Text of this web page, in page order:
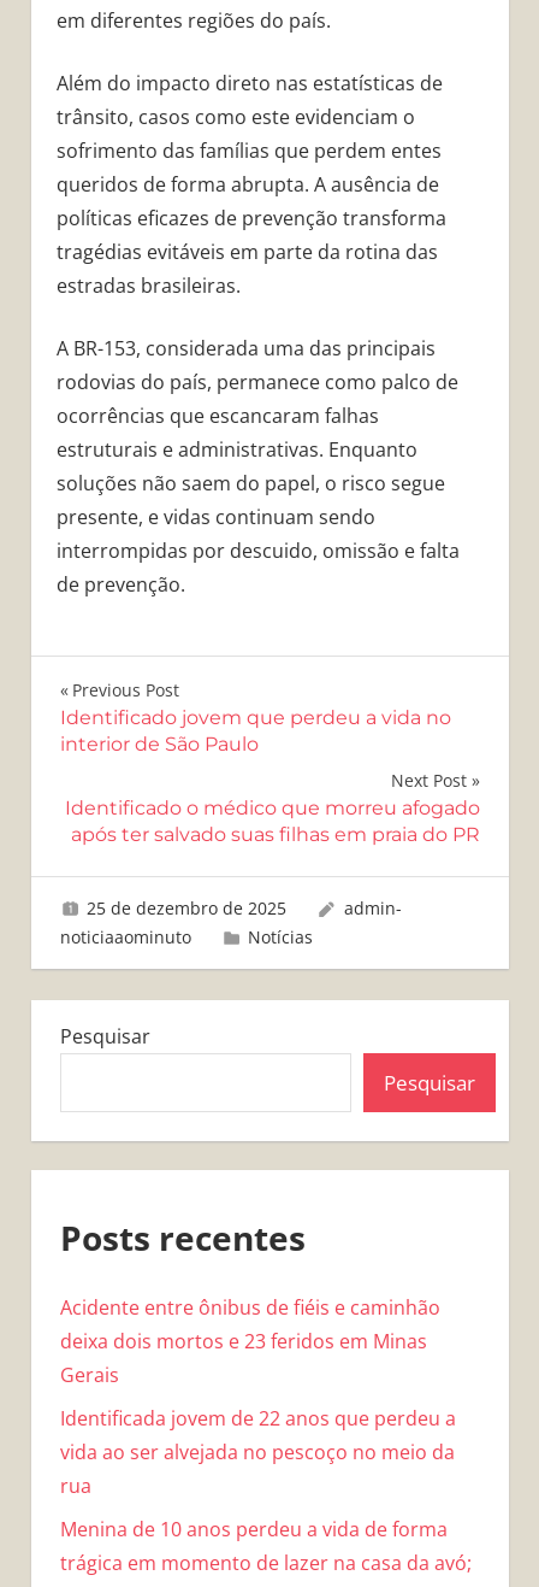
em diferentes regiões do país.
Além do impacto direto nas estatísticas de
trânsito, casos como este evidenciam o
sofrimento das famílias que perdem entes
queridos de forma abrupta. A ausência de
políticas eficazes de prevenção transforma
tragédias evitáveis em parte da rotina das
estradas brasileiras.
A BR-153, considerada uma das principais
rodovias do país, permanece como palco de
ocorrências que escancaram falhas
estruturais e administrativas. Enquanto
soluções não saem do papel, o risco segue
presente, e vidas continuam sendo
interrompidas por descuido, omissão e falta
de prevenção.
Navegação
de
Post
Previous Post
Identificado jovem que perdeu a vida no
interior de São Paulo
Next Post
Identificado o médico que morreu afogado
após ter salvado suas filhas em praia do PR
25 de dezembro de 2025
admin-
noticiaaominuto
Notícias
Pesquisar
Pesquisar
Posts recentes
Acidente entre ônibus de fiéis e caminhão
deixa dois mortos e 23 feridos em Minas
Gerais
Identificada jovem de 22 anos que perdeu a
vida ao ser alvejada no pescoço no meio da
rua
Menina de 10 anos perdeu a vida de forma
trágica em momento de lazer na casa da avó;